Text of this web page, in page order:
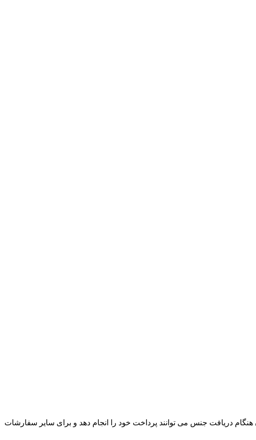
دریافت جنس می توانند پرداخت خود را انجام دهد و برای سایر سفارشات